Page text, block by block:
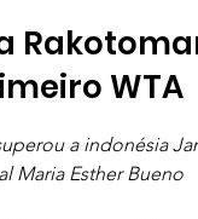
WTA
a indonésia
Maria Esther Bueno